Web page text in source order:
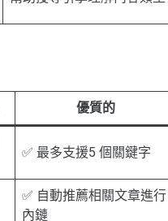
優質的
✅ 最多支援5 個關鍵字
✅ 自動推薦相關文章進行
內鏈